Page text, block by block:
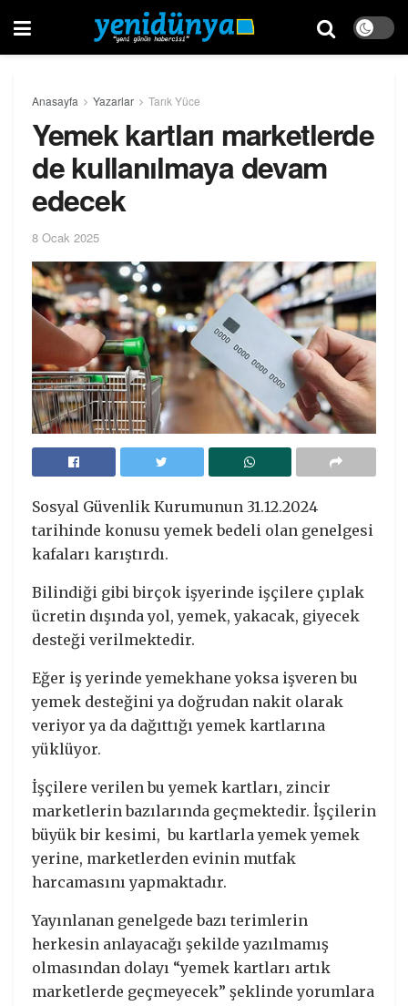
Anasayfa Yazarlar Tarık Yüce
Yemek kartları marketlerde
de kullanılmaya devam
edecek
8 Ocak 2025
Sosyal Güvenlik Kurumunun 31.12.2024
tarihinde konusu yemek bedeli olan genelgesi
kafaları karıştırdı.
Bilindiği gibi birçok işyerinde işçilere çıplak
ücretin dışında yol, yemek, yakacak, giyecek
desteği verilmektedir.
Eğer iş yerinde yemekhane yoksa işveren bu
yemek desteğini ya doğrudan nakit olarak
veriyor ya da dağıttığı yemek kartlarına
yüklüyor.
İşçilere verilen bu yemek kartları, zincir
marketlerin bazılarında geçmektedir. İşçilerin
büyük bir kesimi, bu kartlarla yemek yemek
yerine, marketlerden evinin mutfak
harcamasını yapmaktadır.
Yayınlanan genelgede bazı terimlerin
herkesin anlayacağı şekilde yazılmamış
olmasından dolayı “yemek kartları artık
marketlerde geçmeyecek” şeklinde yorumlara